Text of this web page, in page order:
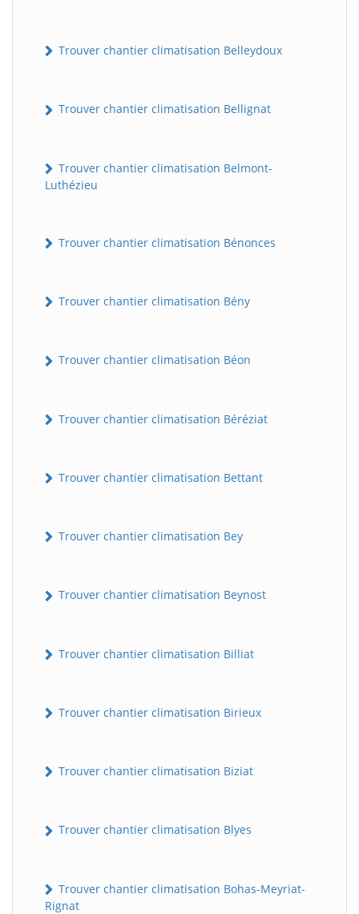
Trouver chantier climatisation Belleydoux
Trouver chantier climatisation Bellignat
Trouver chantier climatisation Belmont-
Luthézieu
Trouver chantier climatisation Bénonces
Trouver chantier climatisation Bény
Trouver chantier climatisation Béon
Trouver chantier climatisation Béréziat
Trouver chantier climatisation Bettant
Trouver chantier climatisation Bey
Trouver chantier climatisation Beynost
Trouver chantier climatisation Billiat
Trouver chantier climatisation Birieux
Trouver chantier climatisation Biziat
Trouver chantier climatisation Blyes
Trouver chantier climatisation Bohas-Meyriat-
Rignat